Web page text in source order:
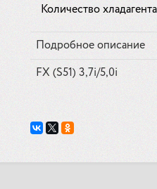
Количество
Подробное описание
FX (S51) 3,7i/5,0i